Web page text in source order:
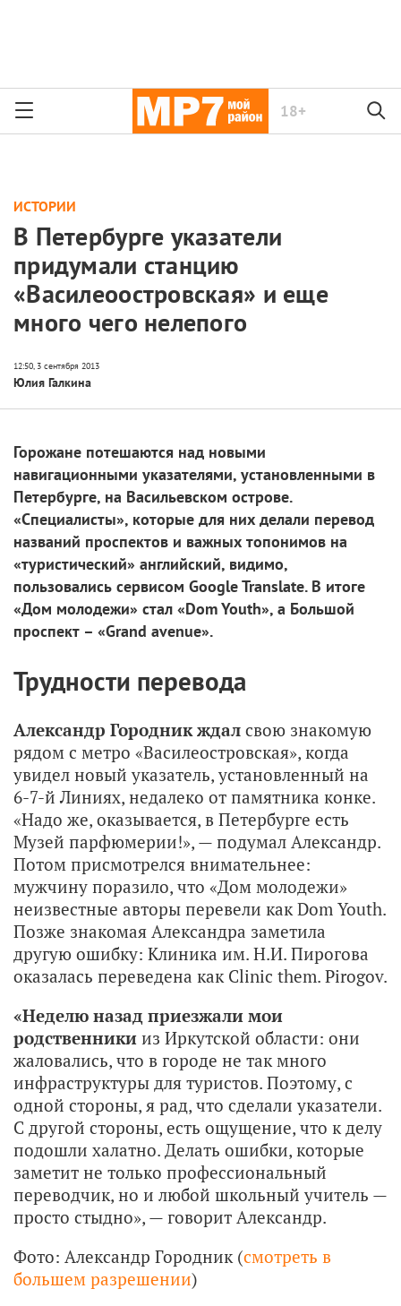
18+
ИСТОРИИ
В Петербурге указатели
придумали станцию
«Василеоостровская» и еще
много чего нелепого
Юлия Галкина
Горожане потешаются над новыми
навигационными указателями, установленными в
Петербурге, на Васильевском острове.
«Специалисты», которые для них делали перевод
названий проспектов и важных топонимов на
«туристический» английский, видимо,
пользовались сервисом Google Translate. В итоге
«Дом молодежи» стал «Dom Youth», а Большой
проспект – «Grand avenue».
Трудности перевода
Александр Городник ждал свою знакомую
рядом с метро «Василеостровская», когда
увидел новый указатель, установленный на
6-7-й Линиях, недалеко от памятника конке.
«Надо же, оказывается, в Петербурге есть
Музей парфюмерии!», — подумал Александр.
Потом присмотрелся внимательнее:
мужчину поразило, что «Дом молодежи»
неизвестные авторы перевели как Dom Youth.
Позже знакомая Александра заметила
другую ошибку: Клиника им. Н.И. Пирогова
оказалась переведена как Clinic them. Pirogov.
«Неделю назад приезжали мои
родственники из Иркутской области: они
жаловались, что в городе не так много
инфраструктуры для туристов. Поэтому, с
одной стороны, я рад, что сделали указатели.
С другой стороны, есть ощущение, что к делу
подошли халатно. Делать ошибки, которые
заметит не только профессиональный
переводчик, но и любой школьный учитель —
просто стыдно», — говорит Александр.
Фото: Александр Городник (смотреть в
большем разрешении)